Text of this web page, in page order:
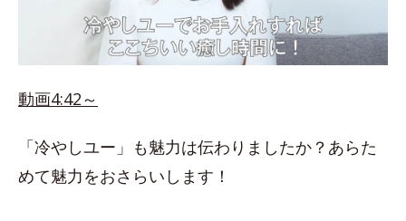
動画4:42～
「冷やしユー」も魅力は伝わりましたか？あらた
めて魅力をおさらいします！